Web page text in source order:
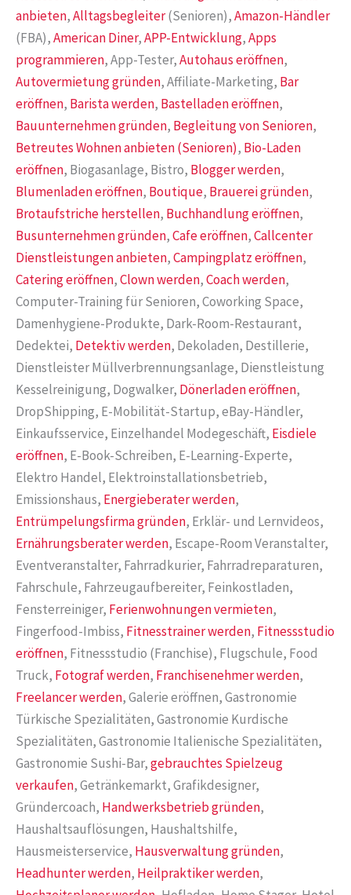
anbieten,Alltagsbegleiter(Senioren),Amazon-Händler
(FBA),American Diner,APP-Entwicklung,Apps
programmieren, App-Tester,Autohaus eröffnen,
Autovermietung gründen, Affiliate-Marketing, Bar
eröffnen, Barista werden, Bastelladen eröffnen,
Bauunternehmen gründen, Begleitung von Senioren,
Betreutes Wohnen anbieten (Senioren), Bio-Laden
eröffnen, Biogasanlage, Bistro, Blogger werden,
Blumenladen eröffnen, Boutique, Brauerei gründen,
Brotaufstriche herstellen, Buchhandlung eröffnen,
Busunternehmen gründen,Cafe eröffnen,Callcenter
Dienstleistungen anbieten,Campingplatz eröffnen,
Catering eröffnen,Clown werden,Coach werden,
Computer-Training für Senioren, Coworking Space,
Damenhygiene-Produkte, Dark-Room-Restaurant,
Dedektei, Detektiv werden, Dekoladen, Destillerie,
Dienstleister Müllverbrennungsanlage, Dienstleistung
Kesselreinigung, Dogwalker, Dönerladen eröffnen,
DropShipping, E-Mobilität-Startup, eBay-Händler,
Einkaufsservice, Einzelhandel Modegeschäft, Eisdiele
eröffnen, E-Book-Schreiben, E-Learning-Experte,
Elektro Handel, Elektroinstallationsbetrieb,
Emissionshaus, Energieberater werden,
Entrümpelungsfirma gründen, Erklär- und Lernvideos,
Ernährungsberater werden, Escape-Room Veranstalter,
Eventveranstalter, Fahrradkurier, Fahrradreparaturen,
Fahrschule, Fahrzeugaufbereiter, Feinkostladen,
Fensterreiniger, Ferienwohnungen vermieten,
Fingerfood-Imbiss, Fitnesstrainer werden, Fitnessstudio
eröffnen, Fitnessstudio (Franchise), Flugschule, Food
Truck, Fotograf werden, Franchisenehmer werden,
Freelancer werden, Galerie eröffnen, Gastronomie
Türkische Spezialitäten, Gastronomie Kurdische
Spezialitäten, Gastronomie Italienische Spezialitäten,
Gastronomie Sushi-Bar,gebrauchtes Spielzeug
verkaufen, Getränkemarkt, Grafikdesigner,
Gründercoach, Handwerksbetrieb gründen,
Haushaltsauflösungen, Haushaltshilfe,
Hausmeisterservice, Hausverwaltung gründen,
Headhunter werden, Heilpraktiker werden,